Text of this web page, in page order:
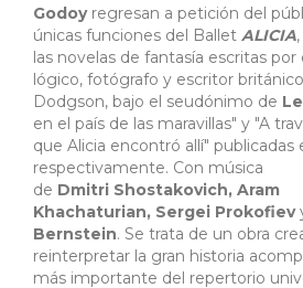
Godoyregresan a petición del
únicas funciones del Ballet ALICIA
las novelas de fantasía escritas
lógico, fotógrafo y escritor
Dodgson, bajo el seudónimo de
en el país de las maravillas" y "A
que Alicia encontró allí" publicadas
respectivamente. Con música
de Dmitri Shostakovich, Aram
Khachaturian, Sergei Prokofiev
Bernstein. Se trata de un obra
reinterpretar la gran historia
más importante del repertorio